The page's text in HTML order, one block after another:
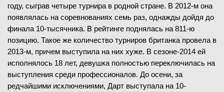
году, сыграв четыре турнира в родной стране. В 2012-м она
появлялась на соревнованиях семь раз, однажды дойдя до
финала 10-тысячника. В рейтинге поднялась на 811-ю
позицию. Такое же количество турниров британка провела в
2013-м, причем выступила на них хуже. В сезоне-2014 ей
исполнялось 18 лет, девушка полностью переключилась на
выступления среди профессионалов. До осени, за
редчайшими исключениями, Дарт выступала на 10-